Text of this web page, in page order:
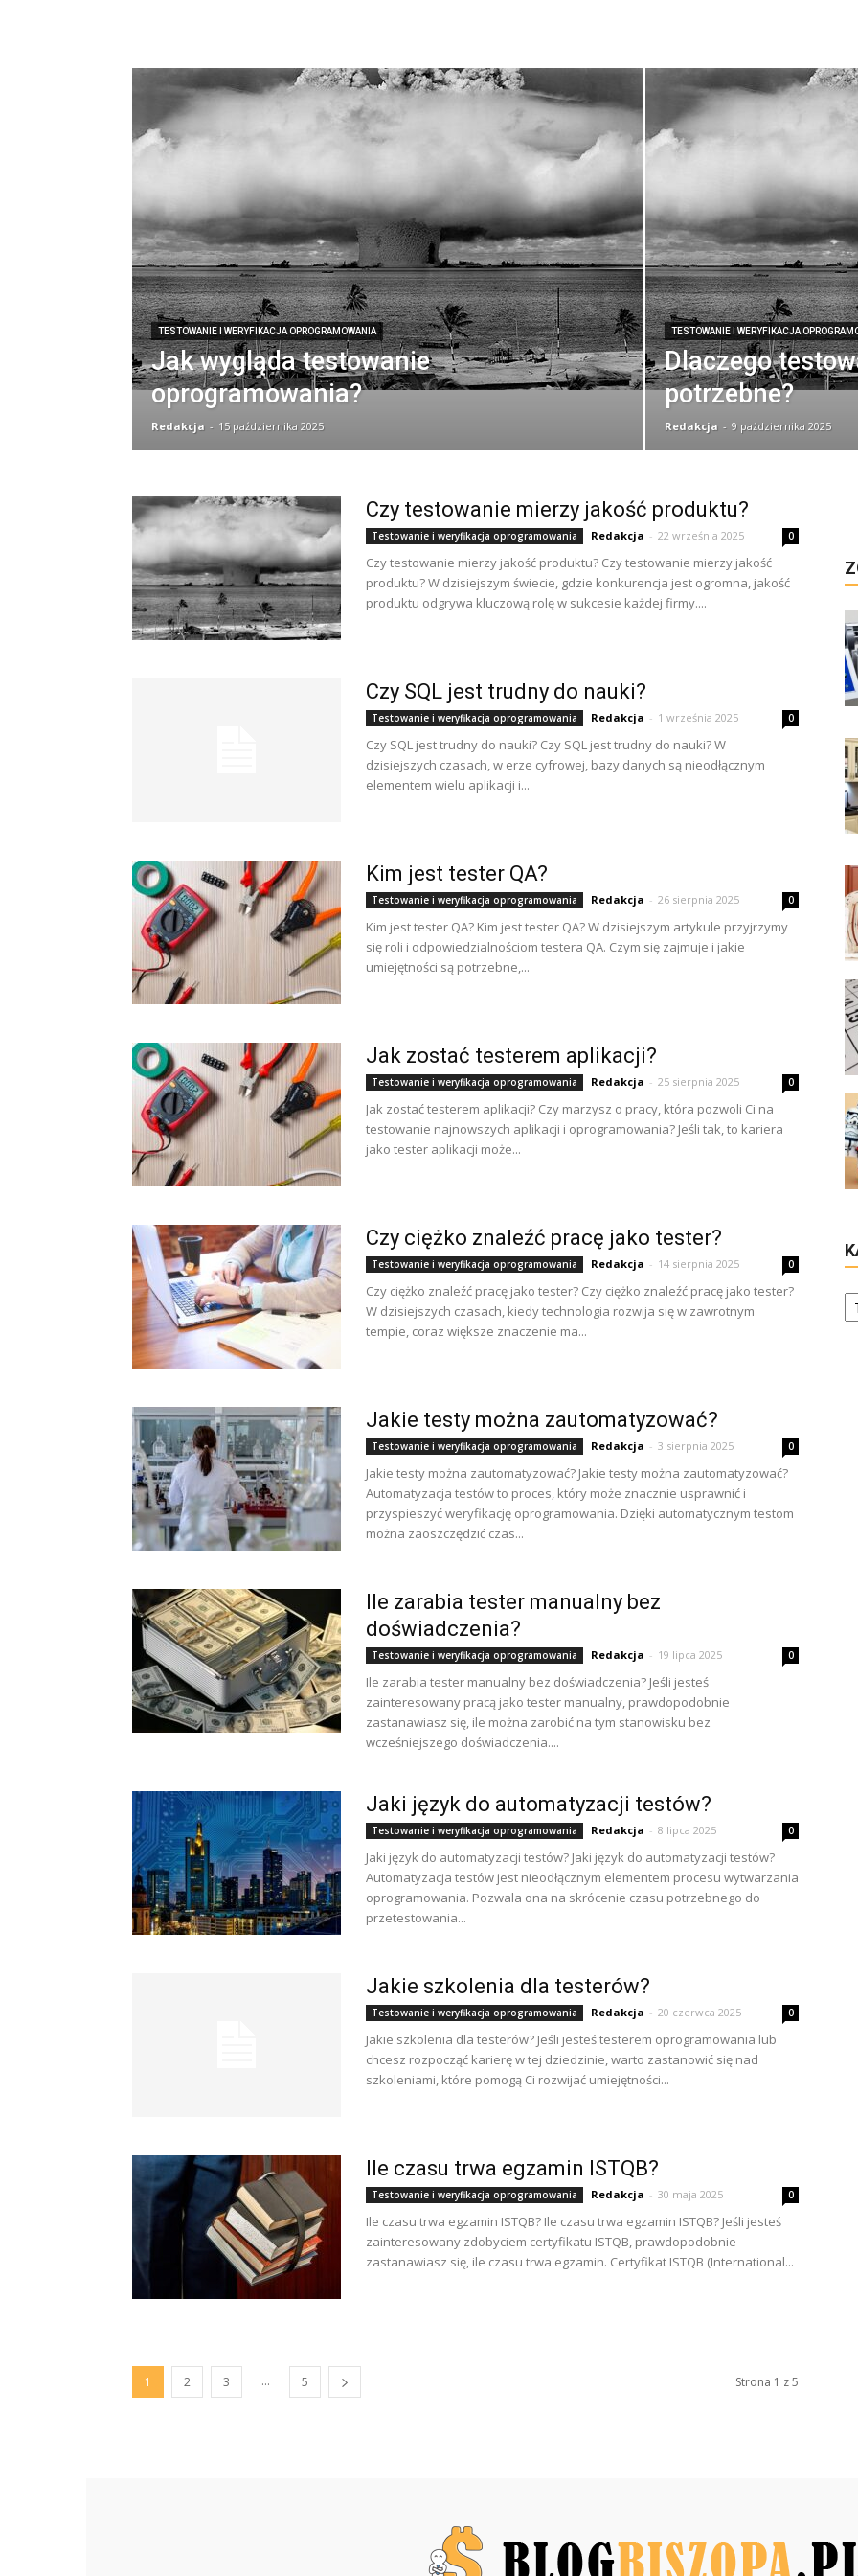
TESTOWANIE I WERYFIKACJA OPROGRAMOWANIA
Jak wygląda testowanie
oprogramowania?
Redakcja - 15 października 2025
TESTOWANIE I WERYFIKACJA
Dlaczego
potrzebne?
Redakcja - 9 października 2025
Czy testowanie mierzy jakość produktu?
Testowanie i weryfikacja oprogramowania Redakcja - 22 września 2025 0
Czy testowanie mierzy jakość produktu? Czy testowanie mierzy jakość
produktu? W dzisiejszym świecie, gdzie konkurencja jest ogromna, jakość
produktu odgrywa kluczową rolę w sukcesie każdej firmy....
Czy SQL jest trudny do nauki?
Testowanie i weryfikacja oprogramowania Redakcja - 1 września 2025 0
Czy SQL jest trudny do nauki? Czy SQL jest trudny do nauki? W
dzisiejszych czasach, w erze cyfrowej, bazy danych są nieodłącznym
elementem wielu aplikacji i...
Kim jest tester QA?
Testowanie i weryfikacja oprogramowania Redakcja - 26 sierpnia 2025 0
Kim jest tester QA? Kim jest tester QA? W dzisiejszym artykule przyjrzymy
się roli i odpowiedzialnościom testera QA. Czym się zajmuje i jakie
umiejętności są potrzebne,...
Jak zostać testerem aplikacji?
Testowanie i weryfikacja oprogramowania Redakcja - 25 sierpnia 2025 0
Jak zostać testerem aplikacji? Czy marzysz o pracy, która pozwoli Ci na
testowanie najnowszych aplikacji i oprogramowania? Jeśli tak, to kariera
jako tester aplikacji może...
Czy ciężko znaleźć pracę jako tester?
Testowanie i weryfikacja oprogramowania Redakcja - 14 sierpnia 2025 0
Czy ciężko znaleźć pracę jako tester? Czy ciężko znaleźć pracę jako tester?
W dzisiejszych czasach, kiedy technologia rozwija się w zawrotnym
tempie, coraz większe znaczenie ma...
Jakie testy można zautomatyzować?
Testowanie i weryfikacja oprogramowania Redakcja - 3 sierpnia 2025 0
Jakie testy można zautomatyzować? Jakie testy można zautomatyzować?
Automatyzacja testów to proces, który może znacznie usprawnić i
przyspieszyć weryfikację oprogramowania. Dzięki automatycznym testom
można zaoszczędzić czas...
Ile zarabia tester manualny bez
doświadczenia?
Testowanie i weryfikacja oprogramowania Redakcja - 19 lipca 2025 0
Ile zarabia tester manualny bez doświadczenia? Jeśli jesteś
zainteresowany pracą jako tester manualny, prawdopodobnie
zastanawiasz się, ile można zarobić na tym stanowisku bez
wcześniejszego doświadczenia....
Jaki język do automatyzacji testów?
Testowanie i weryfikacja oprogramowania Redakcja - 8 lipca 2025 0
Jaki język do automatyzacji testów? Jaki język do automatyzacji testów?
Automatyzacja testów jest nieodłącznym elementem procesu wytwarzania
oprogramowania. Pozwala ona na skrócenie czasu potrzebnego do
przetestowania...
Jakie szkolenia dla testerów?
Testowanie i weryfikacja oprogramowania Redakcja - 20 czerwca 2025 0
Jakie szkolenia dla testerów? Jeśli jesteś testerem oprogramowania lub
chcesz rozpocząć karierę w tej dziedzinie, warto zastanowić się nad
szkoleniami, które pomogą Ci rozwijać umiejętności...
Ile czasu trwa egzamin ISTQB?
Testowanie i weryfikacja oprogramowania Redakcja - 30 maja 2025 0
Ile czasu trwa egzamin ISTQB? Ile czasu trwa egzamin ISTQB? Jeśli jesteś
zainteresowany zdobyciem certyfikatu ISTQB, prawdopodobnie
zastanawiasz się, ile czasu trwa egzamin. Certyfikat ISTQB (International...
1 2 3 ... 5 Strona 1 z 5